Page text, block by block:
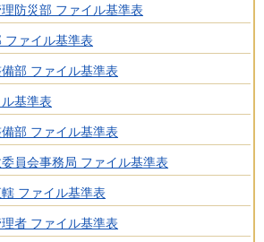
防災部 ファイル基準表
ファイル基準表
部 ファイル基準表
基準表
部 ファイル基準表
員会事務局 ファイル基準表
ファイル基準表
者 ファイル基準表